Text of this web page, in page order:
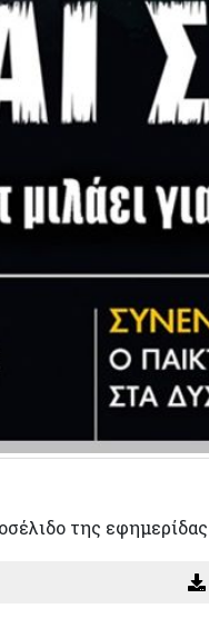
της εφημερίδας